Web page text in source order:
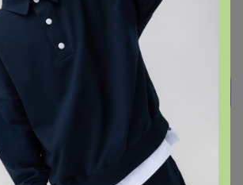
не обязательно, нужно просто чтобы